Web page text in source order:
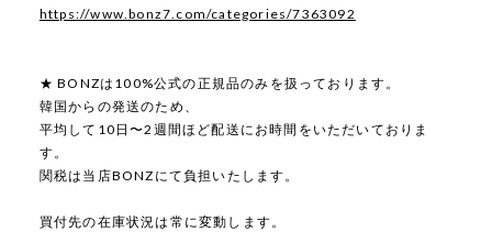
https://www.bonz7.com/categories/7363092
★ BONZは100%公式の正規品のみを扱っております。
韓国からの発送のため、
平均して10日〜2週間ほど配送にお時間をいただいておりま
す。
関税は当店BONZにて負担いたします。
買付先の在庫状況は常に変動します。